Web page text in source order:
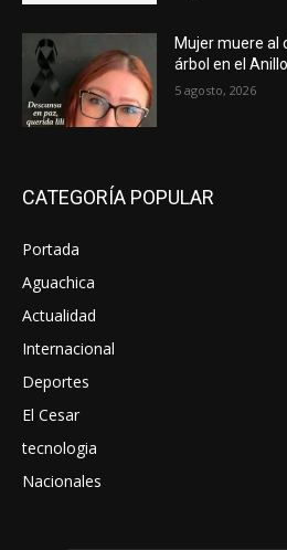
Mujer muere al
árbol en el Anillo
5 agosto, 2026
CATEGORÍA POPULAR
Portada
Aguachica
Actualidad
Internacional
Deportes
El Cesar
tecnologia
Nacionales